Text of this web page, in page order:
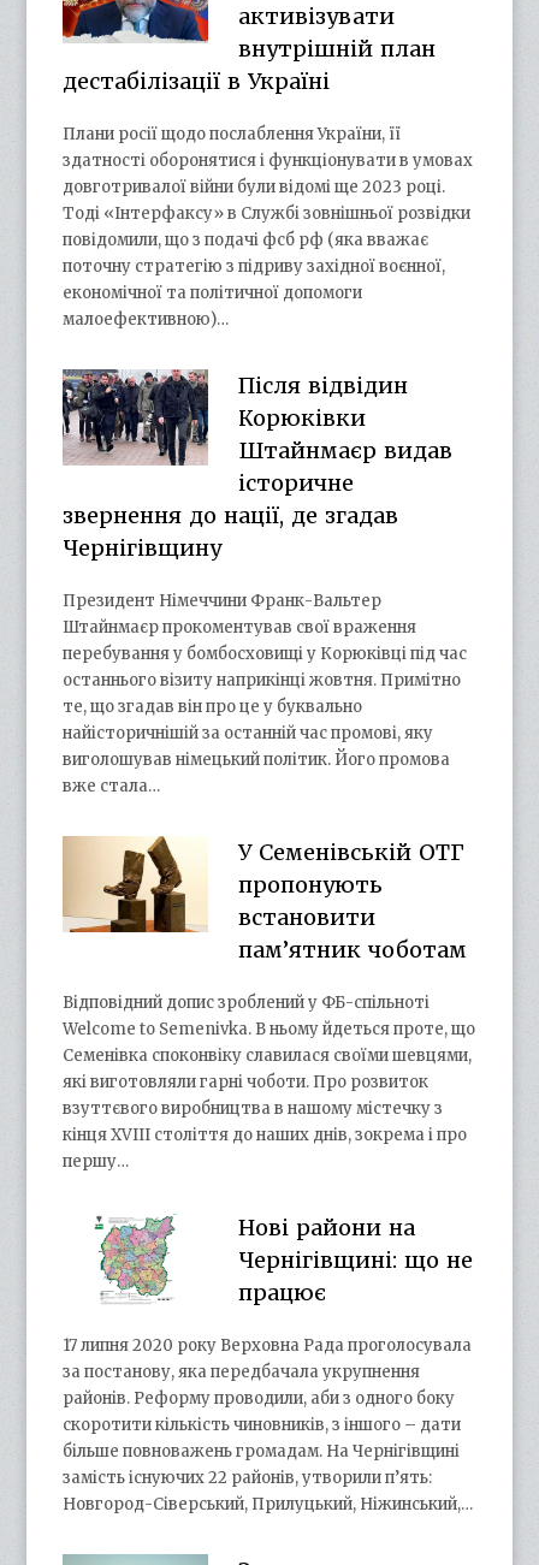
активізувати
внутрішній план
дестабілізації в Україні
Плани росії щодо послаблення України, її
здатності оборонятися і функціонувати в умовах
довготривалої війни були відомі ще 2023 році.
Тоді «Інтерфаксу» в Службі зовнішньої розвідки
повідомили, що з подачі фсб рф (яка вважає
поточну стратегію з підриву західної воєнної,
економічної та політичної допомоги
малоефективною)…
Після відвідин
Корюківки
Штайнмаєр видав
історичне
звернення до нації, де згадав
Чернігівщину
Президент Німеччини Франк-Вальтер
Штайнмаєр прокоментував свої враження
перебування у бомбосховищі у Корюківці під час
останнього візиту наприкінці жовтня. Примітно
те, що згадав він про це у буквально
найісторичнішій за останній час промові, яку
виголошував німецький політик. Його промова
вже стала…
У Семенівській ОТГ
пропонують
встановити
пам’ятник чоботам
Відповідний допис зроблений у ФБ-спільноті
Welcome to Semenivka. В ньому йдеться проте, що
Семенівка споконвіку славилася своїми шевцями,
які виготовляли гарні чоботи. Про розвиток
взуттєвого виробництва в нашому містечку з
кінця XVIII століття до наших днів, зокрема і про
першу…
Нові райони на
Чернігівщині: що не
працює
17 липня 2020 року Верховна Рада проголосувала
за постанову, яка передбачала укрупнення
районів. Реформу проводили, аби з одного боку
скоротити кількість чиновників, з іншого – дати
більше повноважень громадам. На Чернігівщині
замість існуючих 22 районів, утворили п’ять:
Новгород-Сіверський, Прилуцький, Ніжинський,…